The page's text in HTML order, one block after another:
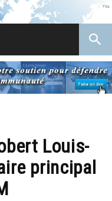
Louis-
principal